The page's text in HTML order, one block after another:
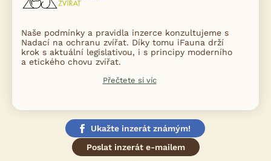
Naše podmínky a pravidla inzerce konzultujeme s
Nadací na ochranu zvířat. Díky tomu iFauna drží
krok s aktuální legislativou, i s principy moderního
a etického chovu zvířat.
Přečtete si víc
Ukažte inzerát známým!
Poslat inzerát e-mailem